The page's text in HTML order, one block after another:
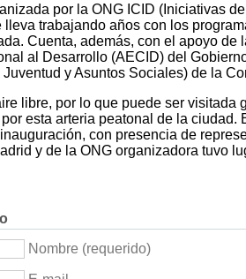
por la ONG ICID (Iniciativas
lleva trabajando años con los
Cuenta, además, con el apoyo de
al Desarrollo (AECID) del
y Asuntos Sociales) de la
libre, por lo que puede ser visitada
esta arteria peatonal de la ciudad.
con presencia de
y de la ONG organizadora tuvo
Nombre (requerido)